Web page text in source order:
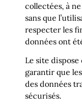
collectées, à
sans que
respecter les
données ont
Le site dispose
garantir que
des données
sécurisés.